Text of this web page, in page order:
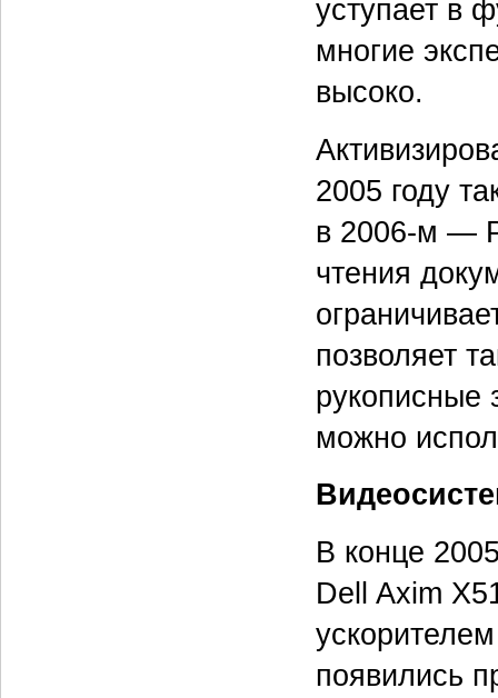
уступает в
многие
высоко.
2005 году
в 2006-м —
чтения
позволяет
рукописные
можно
В конце
Dell Axim
появились